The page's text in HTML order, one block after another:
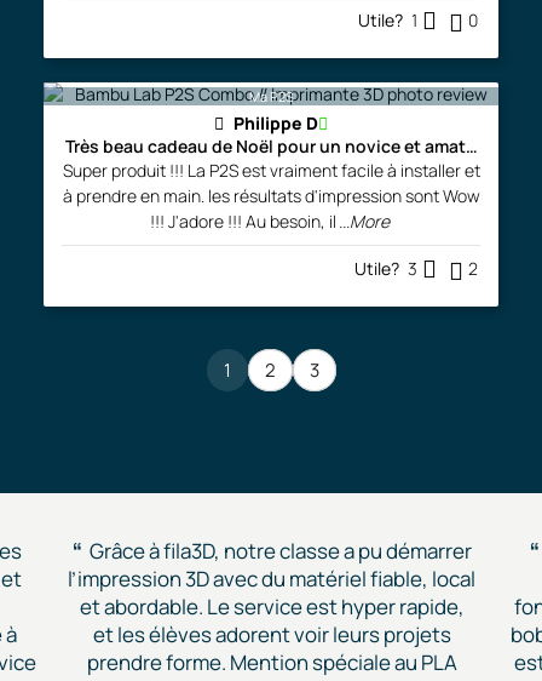
Utile? 1 0
Ma P2S
Philippe D
Très beau cadeau de Noël pour un novice et amateur
Super produit !!! La P2S est vraiment facile à installer et
à prendre en main. les résultats d'impression sont Wow
!!! J'adore !!! Au besoin, il ...More
Utile? 3 2
1 2 3
à
Grâce à fila3D, notre classe a pu démarrer
l’impression 3D avec du matériel fiable, local
et abordable. Le service est hyper rapide,
et les élèves adorent voir leurs projets
prendre forme. Mention spéciale au PLA